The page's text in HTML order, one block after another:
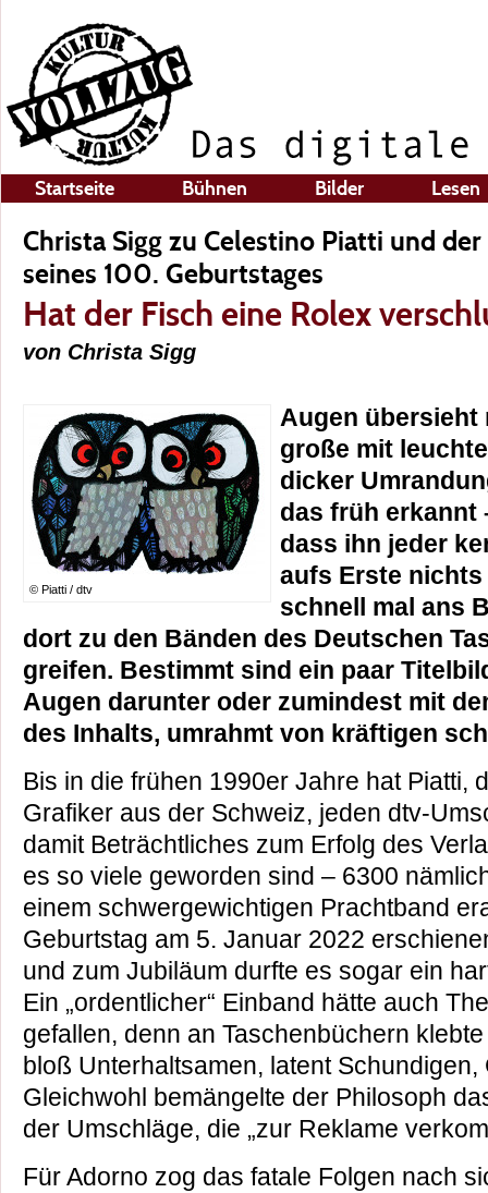
Startseite Bühnen Bilder Lesen
Christa Sigg zu Celestino Piatti und
seines 100. Geburtstages
Hat der Fisch eine Rolex
von Christa Sigg
© Piatti / dtv
Augen übersieht
große mit
dicker
das früh erkannt
dass ihn jeder
aufs Erste
schnell mal ans
dort zu den Bänden des Deutschen
greifen. Bestimmt sind ein paar
Augen darunter oder zumindest mit
des Inhalts, umrahmt von kräftigen
Bis in die frühen 1990er Jahre hat Piatti,
Grafiker aus der Schweiz, jeden dtv-
damit Beträchtliches zum Erfolg des
es so viele geworden sind – 6300
einem schwergewichtigen Prachtband
Geburtstag am 5. Januar 2022
und zum Jubiläum durfte es sogar ein
Ein „ordentlicher“ Einband hätte auch
gefallen, denn an Taschenbüchern
bloß Unterhaltsamen, latent
Gleichwohl bemängelte der Philosoph
der Umschläge, die „zur Reklame
Für Adorno zog das fatale Folgen nach